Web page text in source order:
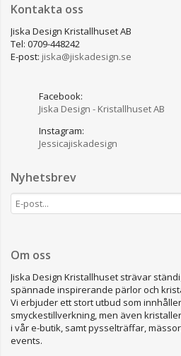
Kontakta oss
Jiska Design Kristallhuset AB
Tel: 0709-448242
E-post: jiska@jiskadesign.se
Facebook:
Jiska Design - Kristallhuset AB
Instagram:
Jessicajiskadesign
Nyhetsbrev
Om oss
Jiska Design Kristallhuset strävar
spännade inspirerande pärlor och
Vi erbjuder ett stort utbud som
smyckestillverkning, men även
i vår e-butik, samt pysselträffar,
events.